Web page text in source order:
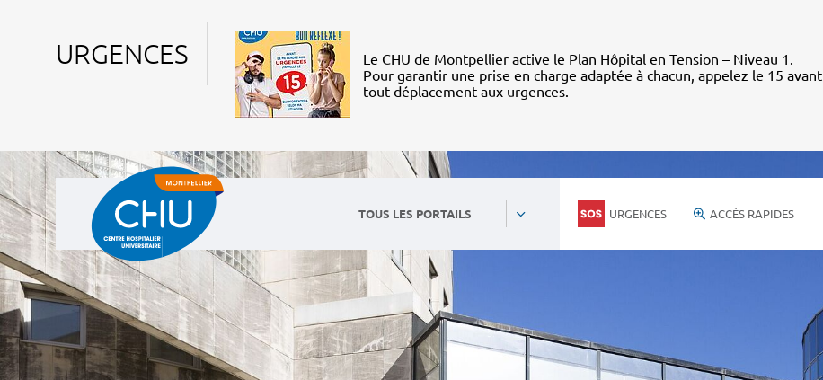
URGENCES
Le CHU de Montpellier active le Plan Hôpital en Tension – Niveau 1.
Pour garantir une prise en charge adaptée à chacun, appelez le 15 avant
tout déplacement aux urgences.
TOUS LES PORTAILS URGENCES ACCÈS RAPIDES